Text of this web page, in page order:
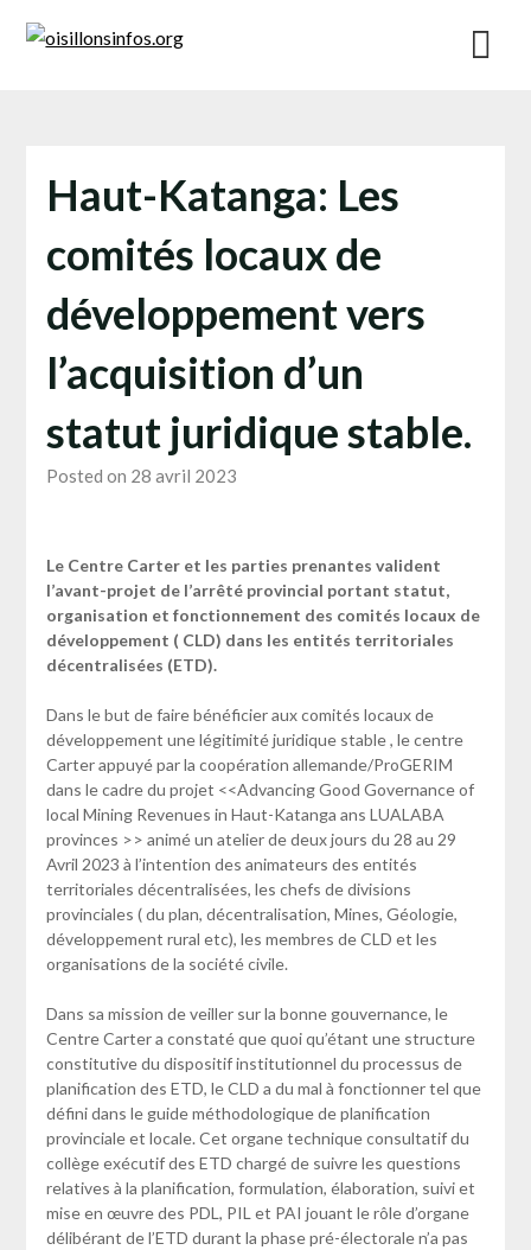
Haut-Katanga: Les
comités locaux de
développement vers
l’acquisition d’un
statut juridique stable.
Posted on 28 avril 2023
Le Centre Carter et les parties prenantes valident
l’avant-projet de l’arrêté provincial portant statut,
organisation et fonctionnement des comités locaux de
développement ( CLD) dans les entités territoriales
décentralisées (ETD).
Dans le but de faire bénéficier aux comités locaux de
développement une légitimité juridique stable , le centre
Carter appuyé par la coopération allemande/ProGERIM
dans le cadre du projet <<Advancing Good Governance of
local Mining Revenues in Haut-Katanga ans LUALABA
provinces >> animé un atelier de deux jours du 28 au 29
Avril 2023 à l’intention des animateurs des entités
territoriales décentralisées, les chefs de divisions
provinciales ( du plan, décentralisation, Mines, Géologie,
développement rural etc), les membres de CLD et les
organisations de la société civile.
Dans sa mission de veiller sur la bonne gouvernance, le
Centre Carter a constaté que quoi qu’étant une structure
constitutive du dispositif institutionnel du processus de
planification des ETD, le CLD a du mal à fonctionner tel que
défini dans le guide méthodologique de planification
provinciale et locale. Cet organe technique consultatif du
collège exécutif des ETD chargé de suivre les questions
relatives à la planification, formulation, élaboration, suivi et
mise en œuvre des PDL, PIL et PAI jouant le rôle d’organe
délibérant de l’ETD durant la phase pré-électorale n’a pas